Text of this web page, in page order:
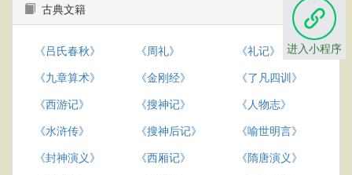
古典文籍
《吕氏春秋》 《周礼》
《礼记》
《九章算术》
《金刚经》
《了凡四训》
《西游记》
《搜神记》
《人物志》
《水浒传》
《搜神后记》
《喻世明言》
《封神演义》
《西厢记》
《隋唐演义》
进入小程序